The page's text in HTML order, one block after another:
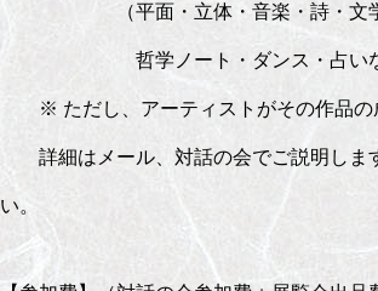
（平面・立体・音楽・詩・文学・
哲学ノート・ダンス・占いなど、
※ ただし、アーティストがその作品の
詳細はメール、対話の会でご説明しま
い。